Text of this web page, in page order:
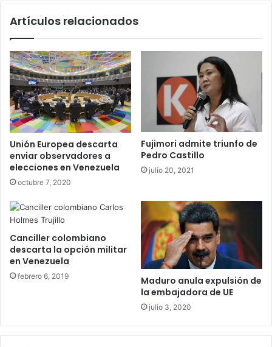
Artículos relacionados
Unión Europea descarta
enviar observadores a
elecciones en Venezuela
octubre 7, 2020
Fujimori admite triunfo de
Pedro Castillo
julio 20, 2021
Canciller colombiano
descarta la opción militar
en Venezuela
febrero 6, 2019
Maduro anula expulsión de
la embajadora de UE
julio 3, 2020